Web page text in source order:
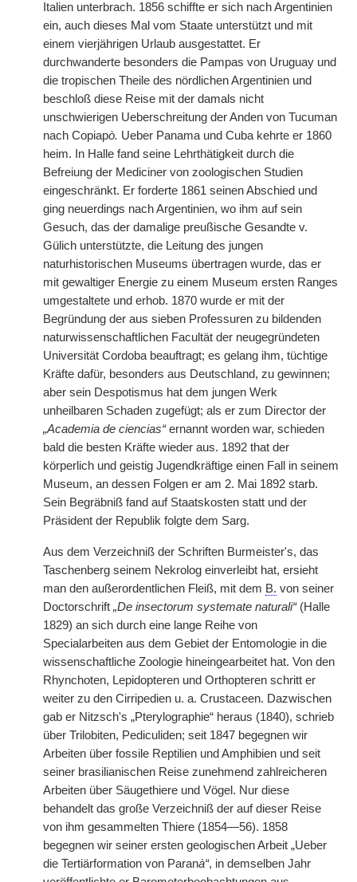
Italien unterbrach. 1856 schiffte er sich nach Argentinien
ein, auch dieses Mal vom Staate unterstützt und mit
einem vierjährigen Urlaub ausgestattet. Er
durchwanderte besonders die Pampas von Uruguay und
die tropischen Theile des nördlichen Argentinien und
beschloß diese Reise mit der damals nicht
unschwierigen Ueberschreitung der Anden von Tucuman
nach Copiapò. Ueber Panama und Cuba kehrte er 1860
heim. In Halle fand seine Lehrthätigkeit durch die
Befreiung der Mediciner von zoologischen Studien
eingeschränkt. Er forderte 1861 seinen Abschied und
ging neuerdings nach Argentinien, wo ihm auf sein
Gesuch, das der damalige preußische Gesandte v.
Gülich unterstützte, die Leitung des jungen
naturhistorischen Museums übertragen wurde, das er
mit gewaltiger Energie zu einem Museum ersten Ranges
umgestaltete und erhob. 1870 wurde er mit der
Begründung der aus sieben Professuren zu bildenden
naturwissenschaftlichen Facultät der neugegründeten
Universität Cordoba beauftragt; es gelang ihm, tüchtige
Kräfte dafür, besonders aus Deutschland, zu gewinnen;
aber sein Despotismus hat dem jungen Werk
unheilbaren Schaden zugefügt; als er zum Director der
„Academia de ciencias“ernannt worden war, schieden
bald die besten Kräfte wieder aus. 1892 that der
körperlich und geistig Jugendkräftige einen Fall in seinem
Museum, an dessen Folgen er am 2. Mai 1892 starb.
Sein Begräbniß fand auf Staatskosten statt und der
Präsident der Republik folgte dem Sarg.
Aus dem Verzeichniß der Schriften Burmeister's, das
Taschenberg seinem Nekrolog einverleibt hat, ersieht
man den außerordentlichen Fleiß, mit dem B. von seiner
Doctorschrift „De insectorum systemate naturali“(Halle
1829) an sich durch eine lange Reihe von
Specialarbeiten aus dem Gebiet der Entomologie in die
wissenschaftliche Zoologie hineingearbeitet hat. Von den
Rhynchoten, Lepidopteren und Orthopteren schritt er
weiter zu den Cirripedien u. a. Crustaceen. Dazwischen
gab er Nitzsch's „Pterylographie“ heraus (1840), schrieb
über Trilobiten, Pediculiden; seit 1847 begegnen wir
Arbeiten über fossile Reptilien und Amphibien und seit
seiner brasilianischen Reise zunehmend zahlreicheren
Arbeiten über Säugethiere und Vögel. Nur diese
behandelt das große Verzeichniß der auf dieser Reise
von ihm gesammelten Thiere (1854—56). 1858
begegnen wir seiner ersten geologischen Arbeit „Ueber
die Tertiärformation von Paranà“, in demselben Jahr